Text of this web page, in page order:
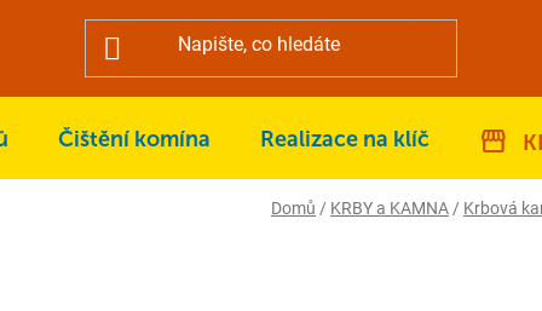
Čištění komína Realizace na klíč
Domů / KRBY a KAMNA / Krbová